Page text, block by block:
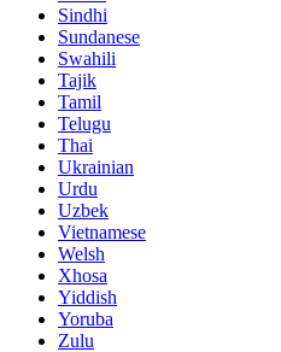
Sindhi
Sundanese
Swahili
Tajik
Tamil
Telugu
Thai
Ukrainian
Urdu
Uzbek
Vietnamese
Welsh
Xhosa
Yiddish
Yoruba
Zulu